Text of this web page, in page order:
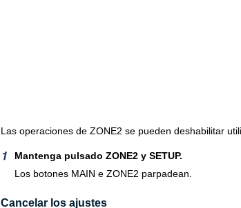
Las operaciones de ZONE2 se pueden deshabilitar
Mantenga pulsado ZONE2 y SETUP.
Los botones MAIN e ZONE2 parpadean.
Cancelar los ajustes